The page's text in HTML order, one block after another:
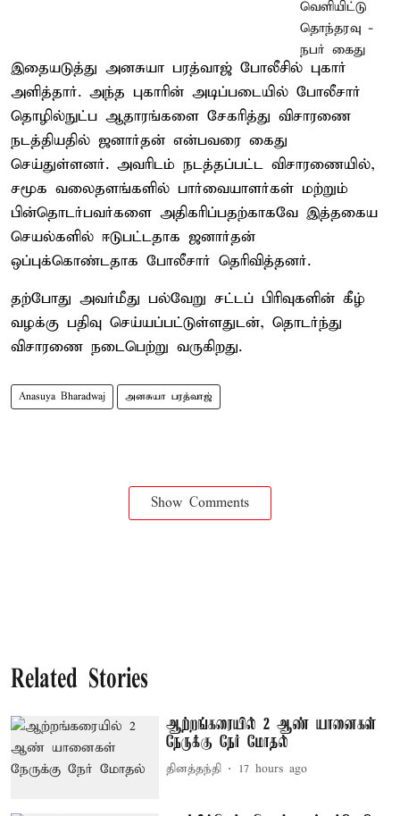
இதையடுத்து அனசுயா பரத்வாஜ் போலீசில் புகார்
அளித்தார். அந்த புகாரின் அடிப்படையில் போலீசார்
தொழில்நுட்ப ஆதாரங்களை சேகரித்து விசாரணை
நடத்தியதில் ஜனார்தன் என்பவரை கைது
செய்துள்ளனர். அவரிடம் நடத்தப்பட்ட விசாரணையில்,
சமூக வலைதளங்களில் பார்வையாளர்கள் மற்றும்
பின்தொடர்பவர்களை அதிகரிப்பதற்காகவே இத்தகைய
செயல்களில் ஈடுபட்டதாக ஜனார்தன்
ஒப்புக்கொண்டதாக போலீசார் தெரிவித்தனர்.
தற்போது அவர்மீது பல்வேறு சட்டப் பிரிவுகளின் கீழ்
வழக்கு பதிவு செய்யப்பட்டுள்ளதுடன், தொடர்ந்து
விசாரணை நடைபெற்று வருகிறது.
Anasuya Bharadwaj அனசுயா பரத்வாஜ்
Show Comments
Related Stories
ஆற்றங்கரையில் 2 ஆண் யானைகள்
நேருக்கு நேர் மோதல்
தினத்தந்தி 17 hours ago